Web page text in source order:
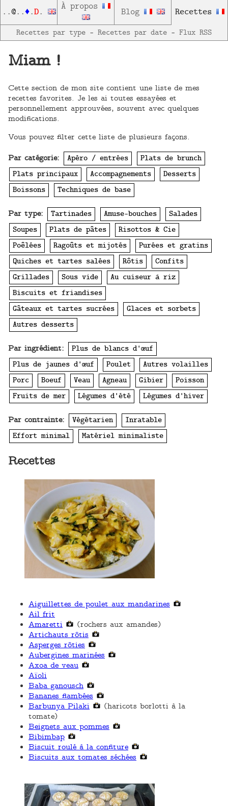
..@..♦.D. À propos Blog Recettes
Recettes par type — Recettes par date — Flux RSS
Miam !
Cette section de mon site contient une liste de mes
recettes favorites. Je les ai toutes essayées et
personnellement approuvées, souvent avec quelques
modifications.
Vous pouvez filter cette liste de plusieurs façons.
Par catégorie: Apéro / entrées
Plats de brunch
Plats principaux
Accompagnements
Desserts
Boissons
Techniques de base
Par type: Tartinades Amuse-bouches
Salades
Soupes
Plats de pâtes
Risottos & Cie
Poêlées
Ragoûts et mijotés
Purées et gratins
Quiches et tartes salées
Rôtis
Confits
Grillades
Sous vide
Au cuiseur à riz
Biscuits et friandises
Gâteaux et tartes sucrées
Glaces et sorbets
Autres desserts
Par ingrédient:
Plus de blancs d'œuf
Plus de jaunes d'œuf
Poulet
Autres volailles
Porc
Boeuf Veau Agneau Gibier
Poisson
Fruits de mer
Légumes d'été Légumes d'hiver
Par contrainte: Végétarien
Inratable
Effort minimal
Matériel minimaliste
Recettes
Aiguillettes de poulet aux mandarines
Ail frit
Amaretti
(rochers aux amandes)
Artichauts rôtis
Asperges rôties
Aubergines marinées
Axoa de veau
Aïoli
Baba ganousch
Bananes flambées
Barbunya Pilaki
(haricots borlotti à la
tomate)
Beignets aux pommes
Bibimbap
Biscuit roulé à la confiture
Biscuits aux tomates séchées